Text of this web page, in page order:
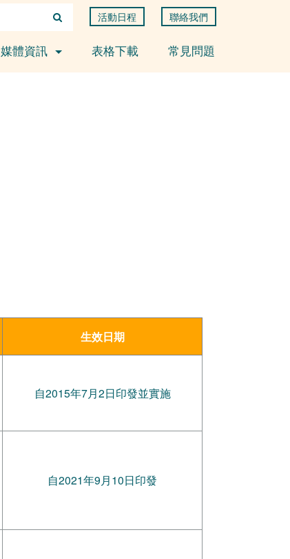
活動日程 聯絡我們
媒體資訊 表格下載 常見問題
生效日期
自2015年7月2日印發並實施
自2021年9月10日印發